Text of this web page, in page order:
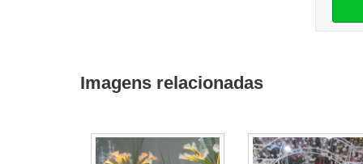
Imagens relacionadas